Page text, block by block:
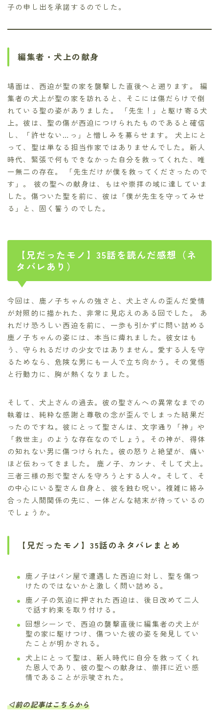
子の申し出を承諾するのでした。
編集者・犬上の献身
場面は、西迫が聖の家を襲撃した直後へと遡ります。 編
集者の犬上が聖の家を訪れると、そこには傷だらけで倒
れている聖の姿がありました。 「先生！」と駆け寄る犬
上。彼は、聖の傷が西迫につけられたものであると確信
し、「許せない…っ」と憎しみを募らせます。 犬上にと
って、聖は単なる担当作家ではありませんでした。新人
時代、緊張で何もできなかった自分を救ってくれた、唯
一無二の存在。 「先生だけが僕を救ってくださったので
す」。 彼の聖への献身は、もはや崇拝の域に達していま
した。傷ついた聖を前に、彼は「僕が先生を守ってみせ
る」と、固く誓うのでした。
【兄だったモノ】35話を読んだ感想（ネ
タバレあり）
今回は、鹿ノ子ちゃんの強さと、犬上さんの歪んだ愛情
が対照的に描かれた、非常に見応えのある回でした。 あ
れだけ恐ろしい西迫を前に、一歩も引かずに問い詰める
鹿ノ子ちゃんの姿には、本当に痺れました。彼女はも
う、守られるだけの少女ではありません。愛する人を守
るためなら、危険な男にも一人で立ち向かう。その覚悟
と行動力に、胸が熱くなりました。
そして、犬上さんの過去。彼の聖さんへの異常なまでの
執着は、純粋な感謝と尊敬の念が歪んでしまった結果だ
ったのですね。彼にとって聖さんは、文字通り「神」や
「救世主」のような存在なのでしょう。その神が、得体
の知れない男に傷つけられた。彼の怒りと絶望が、痛い
ほど伝わってきました。 鹿ノ子、カンナ、そして犬上。
三者三様の形で聖さんを守ろうとする人々。そして、そ
の中心にいる聖さん自身と、彼を蝕む呪い。複雑に絡み
合った人間関係の先に、一体どんな結末が待っているの
でしょうか。
【兄だったモノ】35話のネタバレまとめ
鹿ノ子はパン屋で遭遇した西迫に対し、聖を傷つ
けたのではないかと激しく問い詰める。
鹿ノ子の気迫に押された西迫は、後日改めて二人
で話す約束を取り付ける。
回想シーンで、西迫の襲撃直後に編集者の犬上が
聖の家に駆けつけ、傷ついた彼の姿を発見してい
たことが明かされる。
犬上にとって聖は、新人時代に自分を救ってくれ
た恩人であり、彼の聖への献身は、崇拝に近い感
情であることが示唆された。
◁前の記事はこちらから